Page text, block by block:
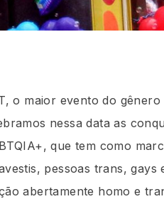
o maior evento do
nessa data as
que tem como
pessoas trans, gays
abertamente homo e